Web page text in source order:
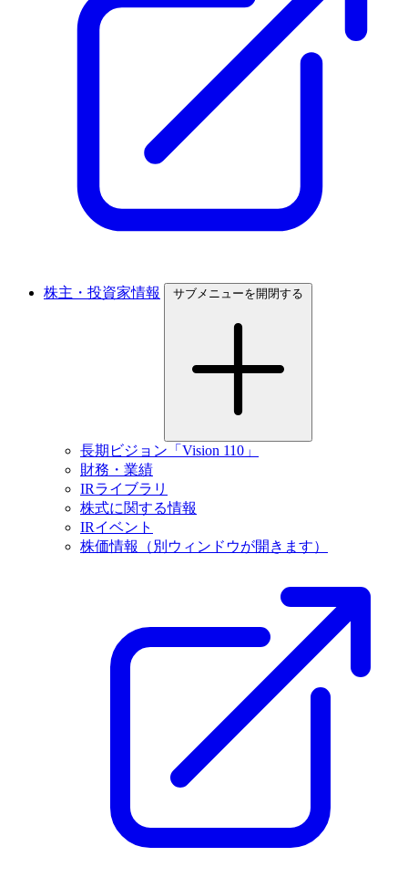
株主・投資家情報 サブメニューを開閉する
長期ビジョン「Vision 110」
財務・業績
IRライブラリ
株式に関する情報
IRイベント
株価情報
（別ウィンドウが開きます）